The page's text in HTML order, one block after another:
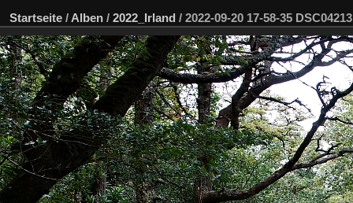
Startseite / Alben / 2022_Irland / 2022-09-20 17-58-35